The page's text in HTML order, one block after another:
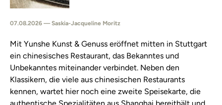
07.08.2026 — Saskia-Jacqueline Moritz
Mit Yunshe Kunst & Genuss eröffnet mitten in Stuttgart
ein chinesisches Restaurant, das Bekanntes und
Unbekanntes miteinander verbindet. Neben den
Klassikern, die viele aus chinesischen Restaurants
kennen, wartet hier noch eine zweite Speisekarte, die